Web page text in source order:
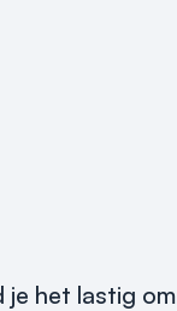
je het lastig om